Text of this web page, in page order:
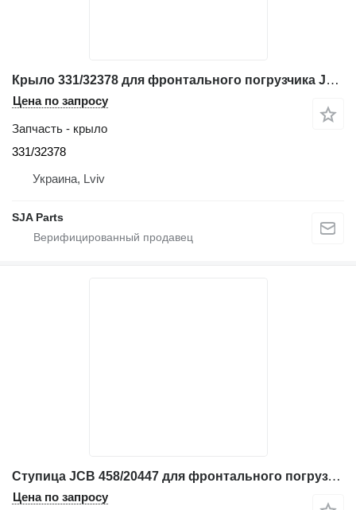
Крыло 331/32378 для фронтального погрузчика JCB 410ZX, 411ZX
Цена по запросу
Запчасть - крыло
331/32378
Украина, Lviv
SJA Parts
Ступица JCB 458/20447 для фронтального погрузчика JCB 411, 412, VM115, VM132
Цена по запросу